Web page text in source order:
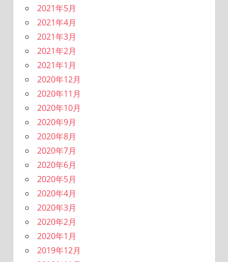
2021年5月
2021年4月
2021年3月
2021年2月
2021年1月
2020年12月
2020年11月
2020年10月
2020年9月
2020年8月
2020年7月
2020年6月
2020年5月
2020年4月
2020年3月
2020年2月
2020年1月
2019年12月